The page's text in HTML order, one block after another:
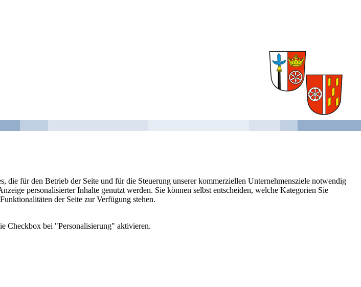
für den Betrieb der Seite und für die Steuerung unserer kommerziellen Unternehmensziele notwendig
personalisierter Inhalte genutzt werden. Sie können selbst entscheiden, welche Kategorien Sie
der Seite zur Verfügung stehen.
Checkbox bei "Personalisierung" aktivieren.